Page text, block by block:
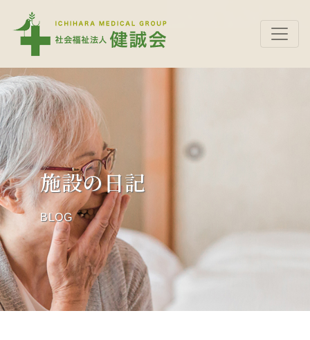
施設の日記
BLOG